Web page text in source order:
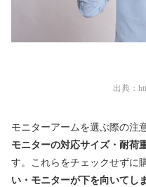
出典：
モニターアームを選ぶ際の注
モニターの対応サイズ・耐荷
す。これらをチェックせずに
い・モニターが下を向いてし